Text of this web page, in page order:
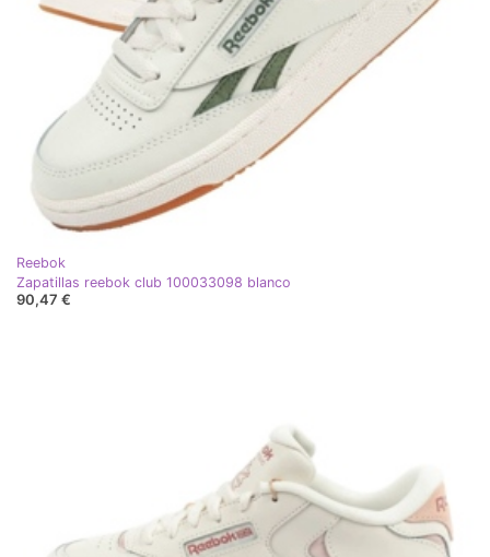
Reebok
Zapatillas reebok club 100033098 blanco
90,47 €